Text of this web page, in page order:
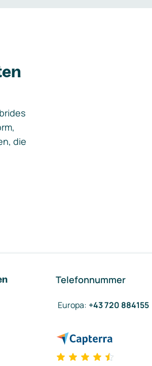
die
Telefonnummer
Europa: +43 720 884155